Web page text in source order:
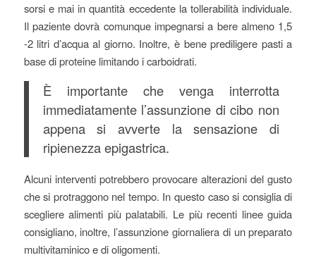
sorsi e mai in quantità eccedente la tollerabilità individuale.
Il paziente dovrà comunque impegnarsi a bere almeno 1,5
-2 litri d’acqua al giorno. Inoltre, è bene prediligere pasti a
base di proteine limitando i carboidrati.
È importante che venga interrotta
immediatamente l’assunzione di cibo non
appena si avverte la sensazione di
ripienezza epigastrica.
Alcuni interventi potrebbero provocare alterazioni del gusto
che si protraggono nel tempo. In questo caso si consiglia di
scegliere alimenti più palatabili. Le più recenti linee guida
consigliano, inoltre, l’assunzione giornaliera di un preparato
multivitaminico e di oligomenti.